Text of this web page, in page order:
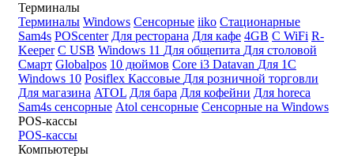
Терминалы
Терминалы Windows Сенсорные iiko Стационарные
Sam4s POScenter Для ресторана Для кафе 4GB С WiFi R-
Keeper С USB Windows 11 Для общепита Для столовой
Смарт Globalpos 10 дюймов Core i3 Datavan Для 1С
Windows 10 Posiflex Кассовые Для розничной торговли
Для магазина ATOL Для бара Для кофейни Для horeca
Sam4s сенсорные Atol сенсорные Сенсорные на Windows
POS-кассы
POS-кассы
Компьютеры